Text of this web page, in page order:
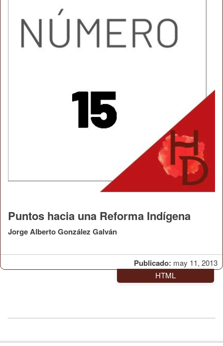
Publicado: may 11, 2013
Puntos hacia una Reforma Indígena
Jorge Alberto González Galván
HTML